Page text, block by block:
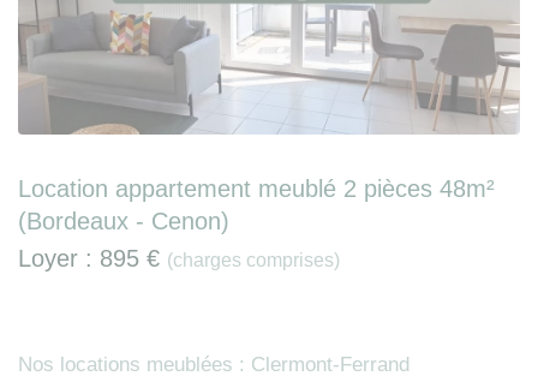
Location appartement meublé 2 pièces 48m²
(Bordeaux - Cenon)
Loyer : 895 € (charges comprises)
Nos locations meublées : Clermont-Ferrand